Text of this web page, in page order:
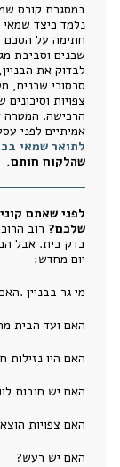
במסגרת קורס
נלמד כיצד שמאי
חתימה על הסכם
שכנים וסביבת
לבדוק את
סכסוכי שכנים,
צפויות
הרכישה. המטרה
אמיתיים לפני
לתואר שמאי
שהלקוח חותם.
לפני שאתם
שלכם? רוב
בדק בית. אבל
יום מחדש:
מי גר בבניין
האם ועד הבית
האם היו נזילות
האם יש חובות
האם צפויות
האם יש רעש?